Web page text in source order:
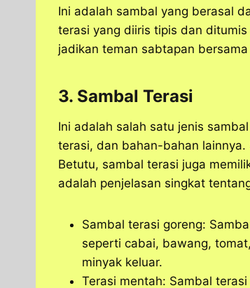
Ini adalah sambal yang berasal
terasi yang diiris tipis dan
jadikan teman sabtapan
3. Sambal Terasi
Ini adalah salah satu jenis
terasi, dan bahan-bahan
Betutu, sambal terasi juga
adalah penjelasan singkat
Sambal terasi goreng:
seperti cabai, bawang,
minyak keluar.
Terasi mentah: Sambal